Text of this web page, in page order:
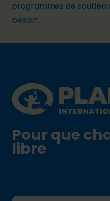
programmes de soutien
besoin.
Plan International logo
Pour que
libre